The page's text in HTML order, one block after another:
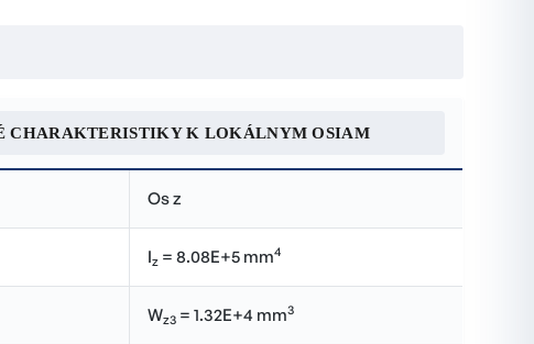
CHARAKTERISTIKY K LOKÁLNYM OSIAM
Os z
Iz = 8.08E+5 mm4
Wz3 = 1.32E+4 mm3